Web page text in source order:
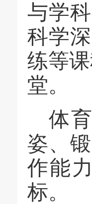
与学
科学
练等
堂。
体
姿、
作能
标。